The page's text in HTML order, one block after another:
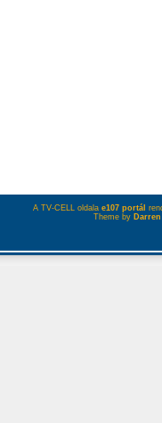
A TV-CELL oldala e107 portál
Theme by